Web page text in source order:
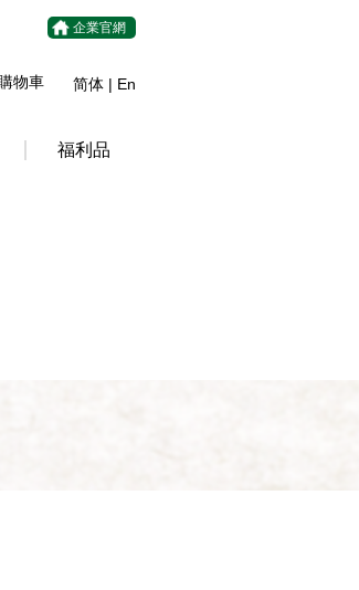
福利品
简体 | En
企業官網
購物車